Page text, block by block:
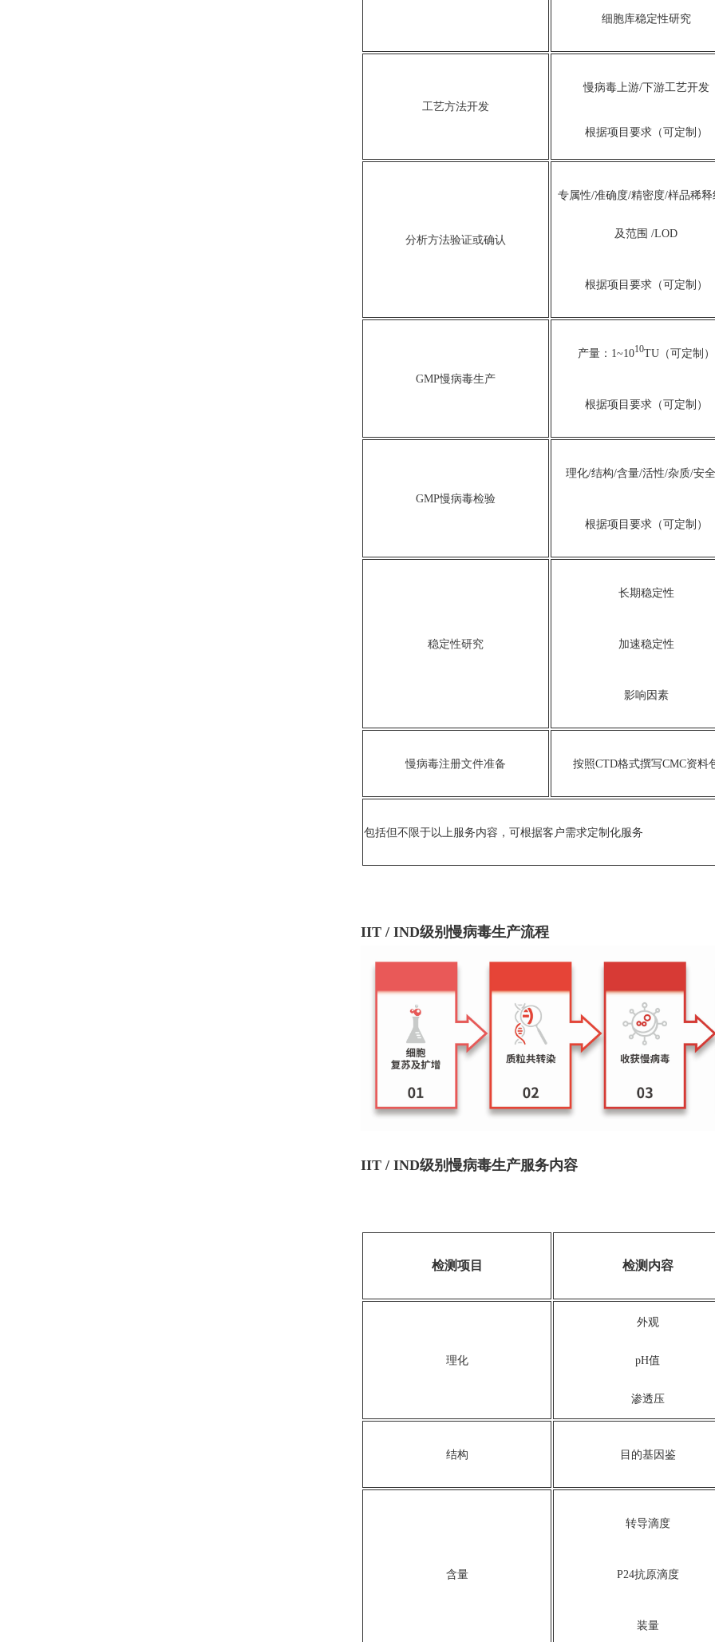
细胞库稳定性研究
工艺方法开发
慢病毒上游/下游工艺开发
根据项目要求（可定制）
分析方法验证或确认
专属性/准确度/精密度/样品稀释
及范围 /LOD
根据项目要求（可定制）
GMP慢病毒生产
产量：1~1010TU（可定制）
根据项目要求（可定制）
GMP慢病毒检验
理化/结构/含量/活性/杂质/安
根据项目要求（可定制）
稳定性研究
长期稳定性
加速稳定性
影响因素
慢病毒注册文件准备 按照CTD格式撰写CMC资料
包括但不限于以上服务内容，可根据客户需求定制化服务
IIT / IND级别慢病毒生产流程
IIT / IND级别慢病毒生产服务内容
检测项目 检测内容
理化
外观
pH值
渗透压
结构 目的基因鉴
含量
转导滴度
P24抗原滴度
装量